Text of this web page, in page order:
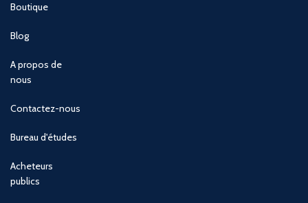
Boutique
Blog
A propos de
nous
Contactez-nous
Bureau d'études
Acheteurs
publics